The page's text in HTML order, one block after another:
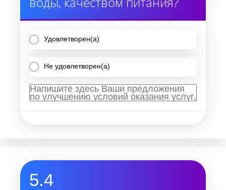
Удовлетворен(а)
Не удовлетворен(а)
5.4